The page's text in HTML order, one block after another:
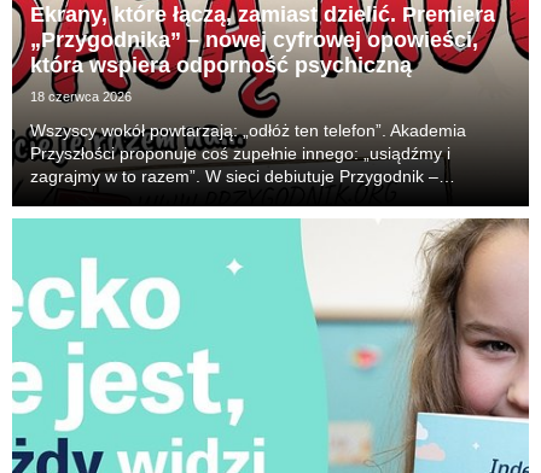
Ekrany, które łączą, zamiast dzielić. Premiera
„Przygodnika” – nowej cyfrowej opowieści,
która wspiera odporność psychiczną
18 czerwca 2026
Wszyscy wokół powtarzają: „odłóż ten telefon”. Akademia
Przyszłości proponuje coś zupełnie innego: „usiądźmy i
zagrajmy w to razem”. W sieci debiutuje Przygodnik –
lat. Zamiast przebodźcowującej dopaminy, oferu...